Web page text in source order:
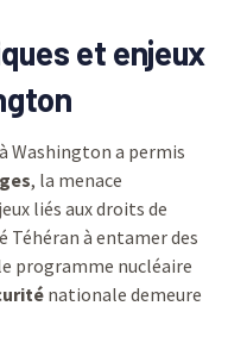
et enjeux
à Washington a permis
, la menace
liés aux droits de
Téhéran à entamer des
programme nucléaire
nationale demeure